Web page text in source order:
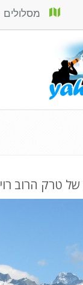
מסלולים
של טרק הרוב רוי